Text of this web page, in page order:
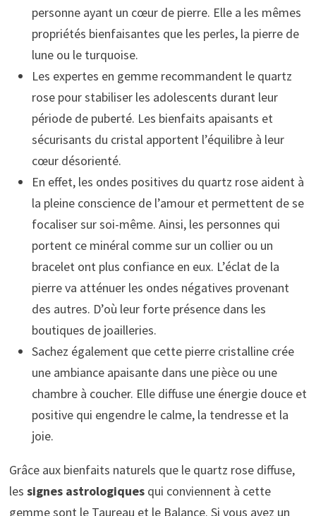
personne ayant un cœur de pierre. Elle a les mêmes
propriétés bienfaisantes que les perles, la pierre de
lune ou le turquoise.
Les expertes en gemme recommandent le quartz
rose pour stabiliser les adolescents durant leur
période de puberté. Les bienfaits apaisants et
sécurisants du cristal apportent l’équilibre à leur
cœur désorienté.
En effet, les ondes positives du quartz rose aident à
la pleine conscience de l’amour et permettent de se
focaliser sur soi-même. Ainsi, les personnes qui
portent ce minéral comme sur un collier ou un
bracelet ont plus confiance en eux. L’éclat de la
pierre va atténuer les ondes négatives provenant
des autres. D’où leur forte présence dans les
boutiques de joailleries.
Sachez également que cette pierre cristalline crée
une ambiance apaisante dans une pièce ou une
chambre à coucher. Elle diffuse une énergie douce et
positive qui engendre le calme, la tendresse et la
joie.
Grâce aux bienfaits naturels que le quartz rose diffuse,
les signes astrologiquesqui conviennent à cette
gemme sont le Taureau et le Balance. Si vous avez un